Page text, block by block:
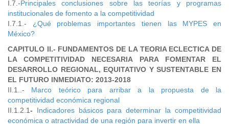
I.7.-Principales conclusiones sobre las teorías y programas
institucionales de fomento a la competitividad
I.7.1.- ¿Qué problemas importantes tienen las MYPES en
México?
CAPITULO II.- FUNDAMENTOS DE LA TEORIA ECLECTICA DE
LA COMPETITIVIDAD NECESARIA PARA FOMENTAR EL
DESARROLLO REGIONAL, EQUITATIVO Y SUSTENTABLE EN
EL FUTURO INMEDIATO: 2013-2018
II.1..- Marco teórico para arribar a la propuesta de la
competitividad económica regional
II.1.2.1- Indicadores básicos para determinar la competitividad
económica o atractividad de una región para invertir en ella